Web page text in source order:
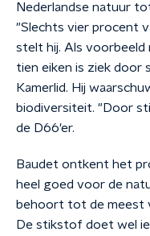
Nederlandse natuur
"Slechts vier procent
stelt hij. Als voorbeeld
tien eiken is ziek door
Kamerlid. Hij
biodiversiteit. "Door
de D66'er.
Baudet ontkent het
heel goed voor de
behoort tot de meest
De stikstof doet wel